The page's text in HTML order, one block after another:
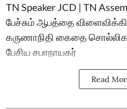
TN Speaker JCD | TN
பேச்சும் ஆபத்தை விளைவிக்கிற
கருணாநிதி கைதை
பேசிய சபாநாயகர்
Read